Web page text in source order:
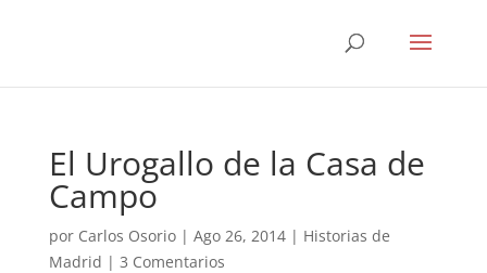
El Urogallo de la Casa de
Campo
por Carlos Osorio| Ago 26, 2014| Historias de
Madrid | 3 Comentarios